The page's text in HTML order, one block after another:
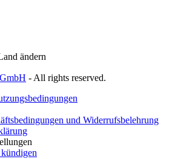
ändern
- All rights reserved.
und Widerrufsbelehrung